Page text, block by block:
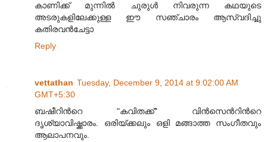
കാണിക്ക് മുന്നിൽ ചുരുൾ നിവരുന്ന കഥയുടെ
അടരുകളിലേക്കുള്ള ഈ സഞ്ചാരം ആസ്വദിച്ചു
കതിരവൻ‌ചേട്ടാ
Reply
vettathan Tuesday, December 9, 2014 at 9:02:00 AM
GMT+5:30
ബഷീറിന്‍റെ "കവിതക്ക്" വിന്‍സെന്‍റിന്‍റെ
ദൃശ്യാവിഷ്ക്കാരം. ഒരിയ്ക്കലും ഒളി മങ്ങാത്ത സംഗീതവും
ആലാപനവും.